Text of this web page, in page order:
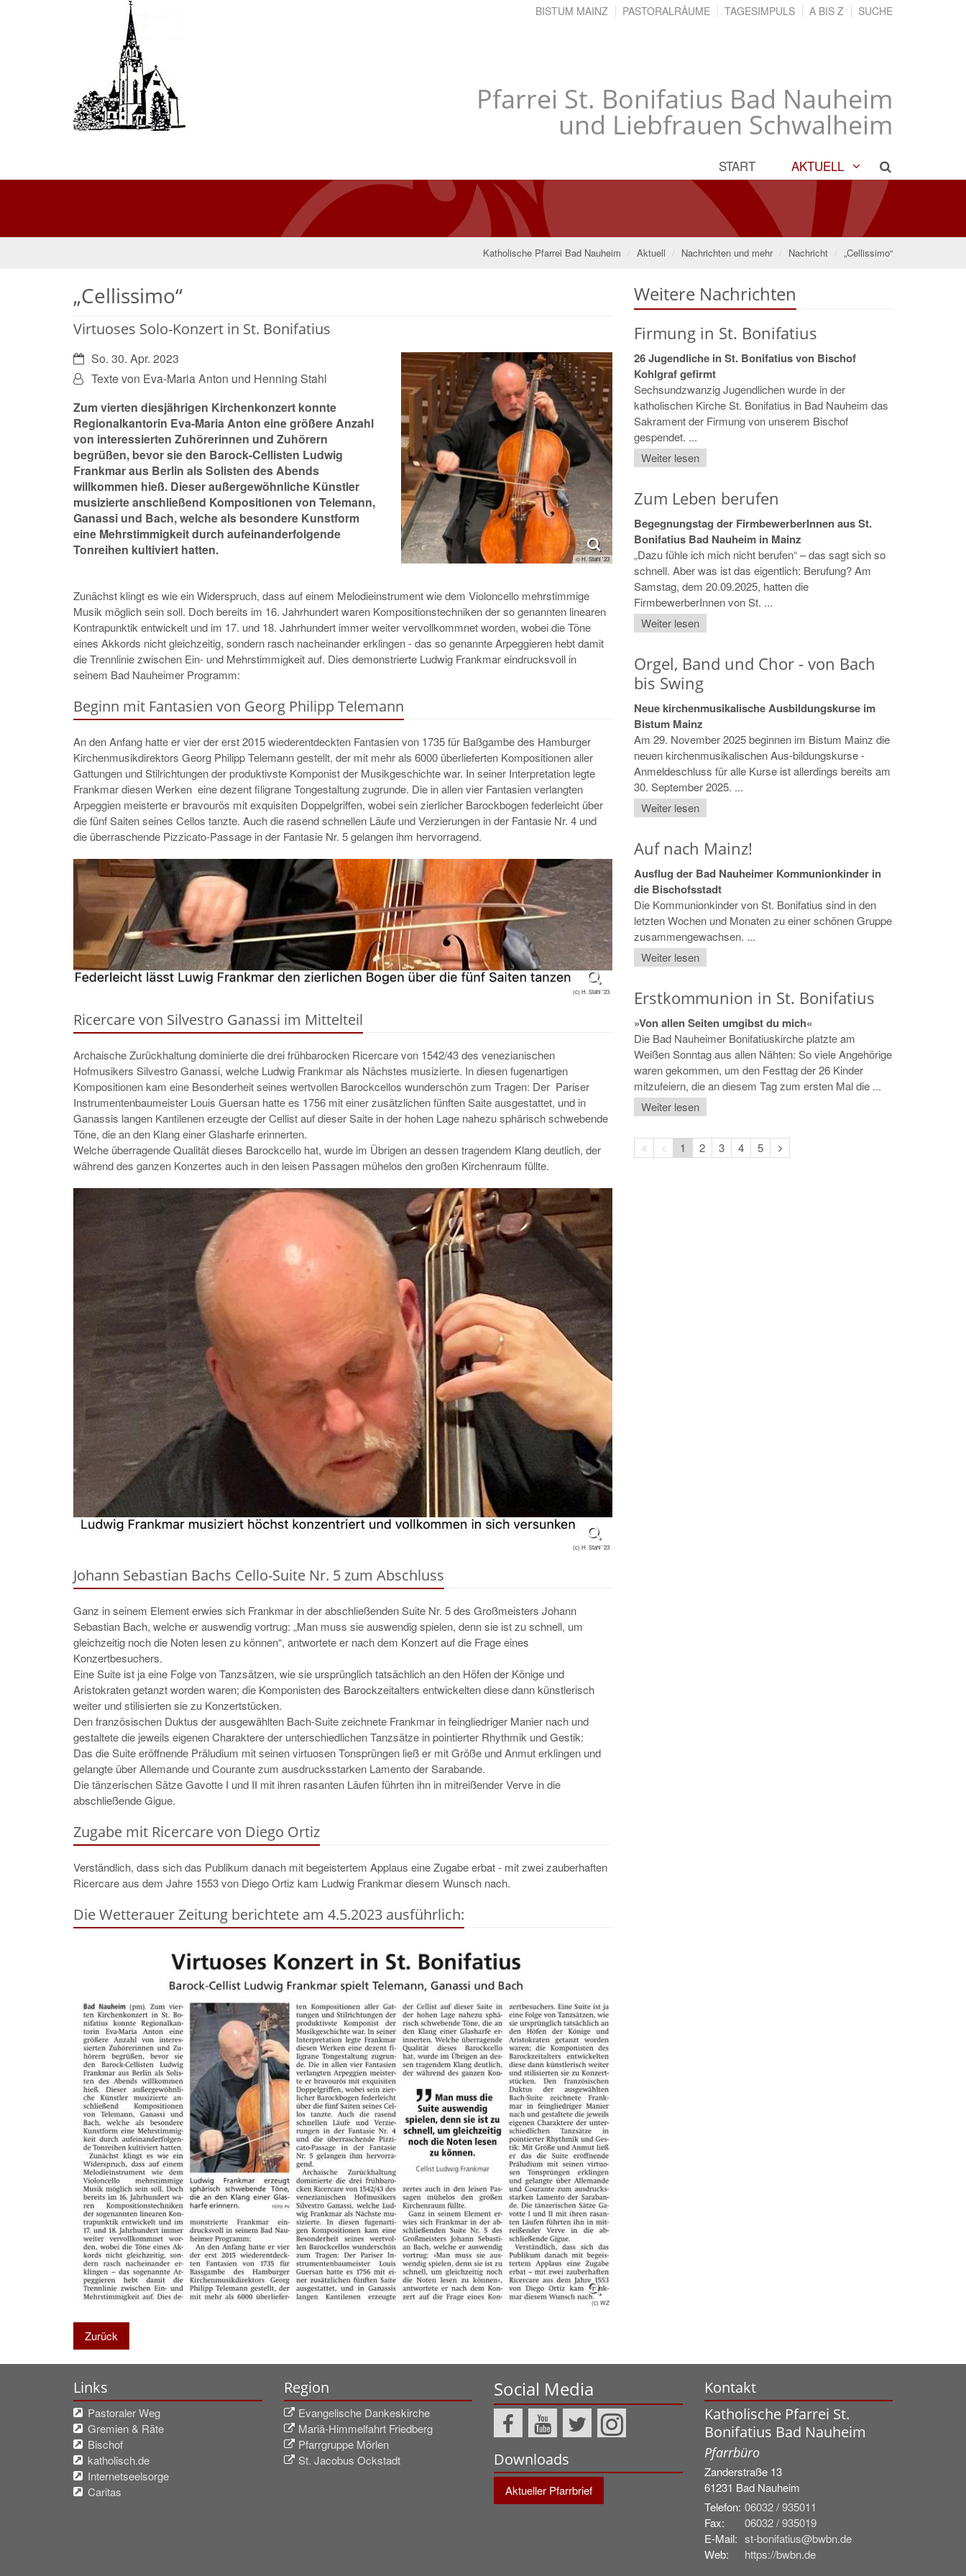
Pfarrei St. Bonifatius Bad Nauheim
und Liebfrauen Schwalheim
BISTUM MAINZ PASTORALRÄUME TAGESIMPULS A BIS Z SUCHE
START AKTUELL
Katholische Pfarrei Bad Nauheim Aktuell Nachrichten und mehr Nachricht „Cellissimo“
„Cellissimo“
Virtuoses Solo-Konzert in St. Bonifatius
© H. Stahl '23
Datum:So. 30. Apr. 2023
Von:Texte von Eva-Maria Anton und Henning Stahl
Zum vierten diesjährigen Kirchenkonzert konnte
Regionalkantorin Eva-Maria Anton eine größere Anzahl
von interessierten Zuhörerinnen und Zuhörern
begrüßen, bevor sie den Barock-Cellisten Ludwig
Frankmar aus Berlin als Solisten des Abends
willkommen hieß. Dieser außergewöhnliche Künstler
musizierte anschließend Kompositionen von Telemann,
Ganassi und Bach, welche als besondere Kunstform
eine Mehrstimmigkeit durch aufeinanderfolgende
Tonreihen kultiviert hatten.
Zunächst klingt es wie ein Widerspruch, dass auf einem Melodieinstrument wie dem Violoncello mehrstimmige
Musik möglich sein soll. Doch bereits im 16. Jahrhundert waren Kompositionstechniken der so genannten linearen
Kontrapunktik entwickelt und im 17. und 18. Jahrhundert immer weiter vervollkommnet worden, wobei die Töne
eines Akkords nicht gleichzeitig, sondern rasch nacheinander erklingen - das so genannte Arpeggieren hebt damit
die Trennlinie zwischen Ein- und Mehrstimmigkeit auf. Dies demonstrierte Ludwig Frankmar eindrucksvoll in
seinem Bad Nauheimer Programm:
Beginn mit Fantasien von Georg Philipp Telemann
An den Anfang hatte er vier der erst 2015 wiederentdeckten Fantasien von 1735 für Baßgambe des Hamburger
Kirchenmusikdirektors Georg Philipp Telemann gestellt, der mit mehr als 6000 überlieferten Kompositionen aller
Gattungen und Stilrichtungen der produktivste Komponist der Musikgeschichte war. In seiner Interpretation legte
Frankmar diesen Werken eine dezent filigrane Tongestaltung zugrunde. Die in allen vier Fantasien verlangten
Arpeggien meisterte er bravourös mit exquisiten Doppelgriffen, wobei sein zierlicher Barockbogen federleicht über
die fünf Saiten seines Cellos tanzte. Auch die rasend schnellen Läufe und Verzierungen in der Fantasie Nr. 4 und
die überraschende Pizzicato-Passage in der Fantasie Nr. 5 gelangen ihm hervorragend.
(c) H. Stahl '23
Ricercare von Silvestro Ganassi im Mittelteil
Archaische Zurückhaltung dominierte die drei frühbarocken Ricercare von 1542/43 des venezianischen
Hofmusikers Silvestro Ganassi, welche Ludwig Frankmar als Nächstes musizierte. In diesen fugenartigen
Kompositionen kam eine Besonderheit seines wertvollen Barockcellos wunderschön zum Tragen: Der Pariser
Instrumentenbaumeister Louis Guersan hatte es 1756 mit einer zusätzlichen fünften Saite ausgestattet, und in
Ganassis langen Kantilenen erzeugte der Cellist auf dieser Saite in der hohen Lage nahezu sphärisch schwebende
Töne, die an den Klang einer Glasharfe erinnerten.
Welche überragende Qualität dieses Barockcello hat, wurde im Übrigen an dessen tragendem Klang deutlich, der
während des ganzen Konzertes auch in den leisen Passagen mühelos den großen Kirchenraum füllte.
(c) H. Stahl '23
Johann Sebastian Bachs Cello-Suite Nr. 5 zum Abschluss
Ganz in seinem Element erwies sich Frankmar in der abschließenden Suite Nr. 5 des Großmeisters Johann
Sebastian Bach, welche er auswendig vortrug: „Man muss sie auswendig spielen, denn sie ist zu schnell, um
gleichzeitig noch die Noten lesen zu können“, antwortete er nach dem Konzert auf die Frage eines
Konzertbesuchers.
Eine Suite ist ja eine Folge von Tanzsätzen, wie sie ursprünglich tatsächlich an den Höfen der Könige und
Aristokraten getanzt worden waren; die Komponisten des Barockzeitalters entwickelten diese dann künstlerisch
weiter und stilisierten sie zu Konzertstücken.
Den französischen Duktus der ausgewählten Bach-Suite zeichnete Frankmar in feingliedriger Manier nach und
gestaltete die jeweils eigenen Charaktere der unterschiedlichen Tanzsätze in pointierter Rhythmik und Gestik:
Das die Suite eröffnende Präludium mit seinen virtuosen Tonsprüngen ließ er mit Größe und Anmut erklingen und
gelangte über Allemande und Courante zum ausdrucksstarken Lamento der Sarabande.
Die tänzerischen Sätze Gavotte I und II mit ihren rasanten Läufen führten ihn in mitreißender Verve in die
abschließende Gigue.
Zugabe mit Ricercare von Diego Ortiz
Verständlich, dass sich das Publikum danach mit begeistertem Applaus eine Zugabe erbat - mit zwei zauberhaften
Ricercare aus dem Jahre 1553 von Diego Ortiz kam Ludwig Frankmar diesem Wunsch nach.
Die Wetterauer Zeitung berichtete am 4.5.2023 ausführlich:
(c) WZ
Zurück
Weitere Nachrichten
Firmung in St. Bonifatius
26 Jugendliche in St. Bonifatius von Bischof
Kohlgraf gefirmt
Sechsundzwanzig Jugendlichen wurde in der
katholischen Kirche St. Bonifatius in Bad Nauheim das
Sakrament der Firmung von unserem Bischof
gespendet. ...
Weiter lesen
Zum Leben berufen
Begegnungstag der FirmbewerberInnen aus St.
Bonifatius Bad Nauheim in Mainz
„Dazu fühle ich mich nicht berufen“ – das sagt sich so
schnell. Aber was ist das eigentlich: Berufung? Am
Samstag, dem 20.09.2025, hatten die
FirmbewerberInnen von St. ...
Weiter lesen
Orgel, Band und Chor - von Bach
bis Swing
Neue kirchenmusikalische Ausbildungskurse im
Bistum Mainz
Am 29. November 2025 beginnen im Bistum Mainz die
neuen kirchenmusikalischen Aus-bildungskurse -
Anmeldeschluss für alle Kurse ist allerdings bereits am
30. September 2025. ...
Weiter lesen
Auf nach Mainz!
Ausflug der Bad Nauheimer Kommunionkinder in
die Bischofsstadt
Die Kommunionkinder von St. Bonifatius sind in den
letzten Wochen und Monaten zu einer schönen Gruppe
zusammengewachsen. ...
Weiter lesen
Erstkommunion in St. Bonifatius
»Von allen Seiten umgibst du mich«
Die Bad Nauheimer Bonifatiuskirche platzte am
Weißen Sonntag aus allen Nähten: So viele Angehörige
waren gekommen, um den Festtag der 26 Kinder
mitzufeiern, die an diesem Tag zum ersten Mal die ...
Weiter lesen
Erste
Seite
Vorherige
Seite
1 2 3 4 5
Nächste
Seite
Links
Pastoraler Weg
Gremien & Räte
Bischof
katholisch.de
Internetseelsorge
Caritas
Region
Evangelische Dankeskirche
Mariä-Himmelfahrt Friedberg
Pfarrgruppe Mörlen
St. Jacobus Ockstadt
Social Media
Downloads
Aktueller Pfarrbrief
Kontakt
Katholische Pfarrei St.
Bonifatius Bad Nauheim
Pfarrbüro
Zanderstraße 13
61231 Bad Nauheim
Telefon: 06032 / 935011
Fax:
06032 / 935019
E-Mail: st-bonifatius@bwbn.de
Web:
https://bwbn.de